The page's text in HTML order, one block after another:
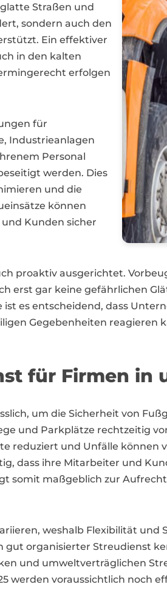
Straßen und
sondern auch den
Ein effektiver
in den kalten
erfolgen
für
Industrieanlagen
Personal
werden. Dies
und die
können
Kunden sicher
proaktiv ausgerichtet.
erst gar keine gefährlichen
es entscheidend, dass
Gegebenheiten reagieren
für Firmen in
um die Sicherheit von
und Parkplätze rechtzeitig
reduziert und Unfälle können
dass ihre Mitarbeiter und
somit maßgeblich zur
weshalb Flexibilität und
organisierter Streudienst
und umweltverträglichen
werden voraussichtlich noch